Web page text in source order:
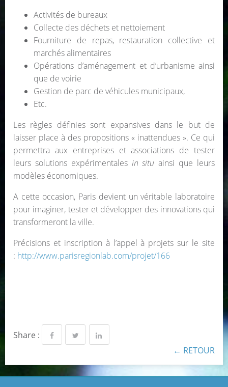
Activités de bureaux
Collecte des déchets et nettoiement
Fourniture de repas, restauration collective et
marchés alimentaires
Opérations d’aménagement et d’urbanisme ainsi
que de voirie
Gestion de parc de véhicules municipaux,
Etc.
Les règles définies sont expansives dans le but de
laisser place à des propositions « inattendues ». Ce qui
permettra aux entreprises et associations de tester
leurs solutions expérimentales in situ ainsi que leurs
modèles économiques.
A cette occasion, Paris devient un véritable laboratoire
pour imaginer, tester et développer des innovations qui
transformeront la ville.
Précisions et inscription à l’appel à projets sur le site
: http://www.parisregionlab.com/projet/166
Share :
← RETOUR